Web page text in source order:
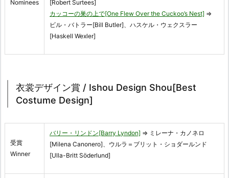
Nominees
[Robert Surtees]
カッコーの巣の上で[One Flew Over the Cuckoo’s Nest] ⇒
ビル・バトラー[Bill Butler]、ハスケル・ウェクスラー
[Haskell Wexler]
衣裳デザイン賞 / Ishou Design Shou[Best
Costume Design]
受賞
Winner
バリー・リンドン[Barry Lyndon] ⇒ ミレーナ・カノネロ
[Milena Canonero]、ウルラ＝ブリット・ショダールンド
[Ulla-Britt Söderlund]